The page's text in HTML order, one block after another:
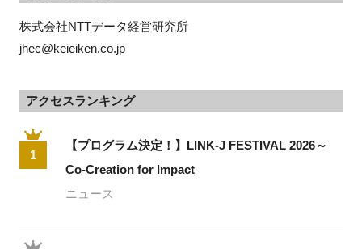
株式会社NTTデータ経営研究所
jhec@keieiken.co.jp
アクセスランキング
1
【プログラム決定！】LINK-J FESTIVAL 2026～
Co-Creation for Impact
ニュース